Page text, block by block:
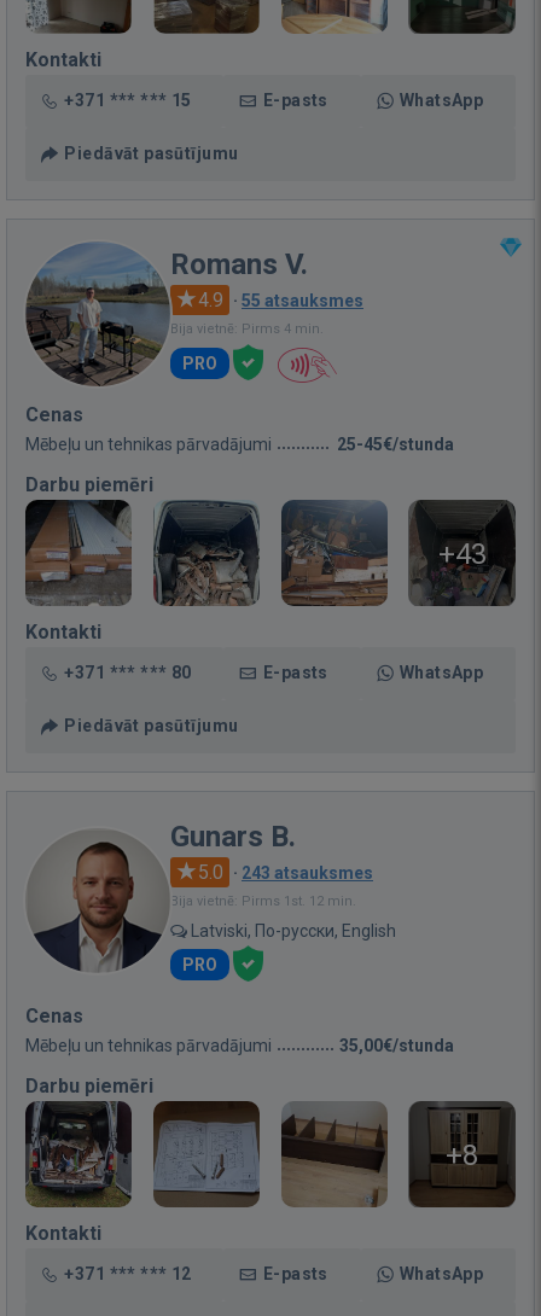
Kontakti
+371 *** *** 15 E-pasts WhatsApp
Piedāvāt pasūtījumu
Romans V.
4.9 · 55 atsauksmes
Bija vietnē: Pirms 4 min.
PRO
Cenas
Mēbeļu un tehnikas pārvadājumi 25-45€/stunda
Darbu piemēri
+43
Kontakti
+371 *** *** 80 E-pasts WhatsApp
Piedāvāt pasūtījumu
Gunars B.
5.0 · 243 atsauksmes
Bija vietnē: Pirms 1st. 12 min.
Latviski, По-русски, English
PRO
Cenas
Mēbeļu un tehnikas pārvadājumi 35,00€/stunda
Darbu piemēri
+8
Kontakti
+371 *** *** 12 E-pasts WhatsApp